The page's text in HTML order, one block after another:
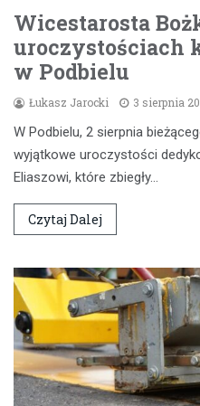
Wicestarosta
uroczystościach
w Podbielu
Łukasz Jarocki 3 sierpnia
W Podbielu, 2 sierpnia
wyjątkowe uroczystości
Eliaszowi, które zbiegły…
Czytaj Dalej